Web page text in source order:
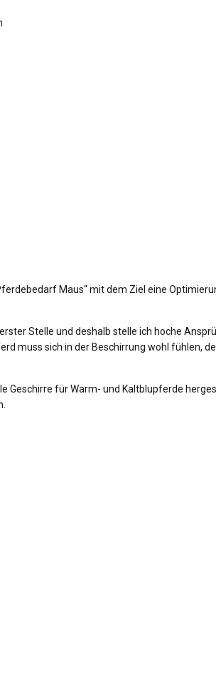
Maus“ mit dem Ziel eine
Stelle und deshalb stelle ich hoche
muss sich in der Beschirrung wohl fühlen,
Geschirre für Warm- und Kaltblupferde